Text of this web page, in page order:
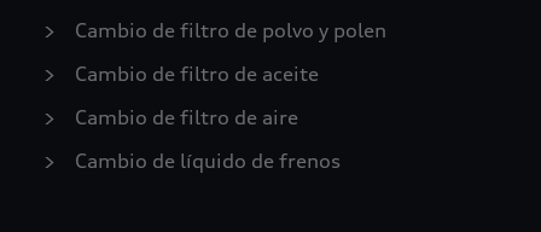
Cambio de filtro de polvo y polen
Cambio de filtro de aceite
Cambio de filtro de aire
Cambio de líquido de frenos